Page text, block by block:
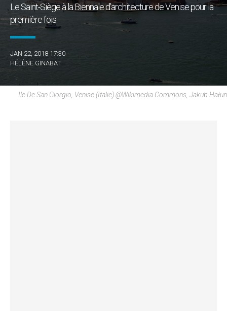
Le Saint-Siège à la Biennale d’architecture de Venise pour la
première fois
JAN 22, 2018 17:30
HÉLÈNE GINABAT
Ile De San Giorgio, Venise (Italie) @wikimedia Commons, Jakub Hałun